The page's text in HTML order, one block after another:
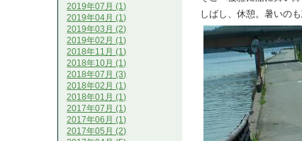
しばし、休憩。暑いの
2019年07月 (1)
2019年04月 (1)
2019年03月 (2)
2019年02月 (1)
2018年11月 (1)
2018年10月 (1)
2018年07月 (3)
2018年02月 (1)
2018年01月 (1)
2017年07月 (1)
2017年06月 (1)
2017年05月 (2)